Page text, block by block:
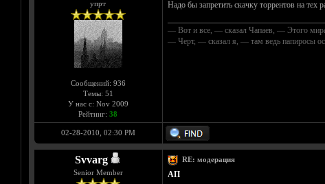
упрт
Сообщений: 936
Темы: 51
У нас с: Nov 2009
Рейтинг: 38
Надо бы запретить скачку торрентов на
— Вот и все, — сказал Чапаев, — Этого
— Черт, — сказал я, — там ведь папиросы
02-28-2010, 02:30 PM
Svvarg
Senior Member
RE: модерация
АП